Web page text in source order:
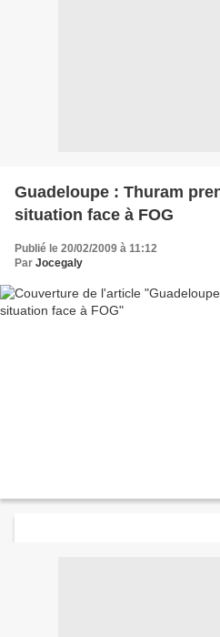
Guadeloupe : Thuram
situation face à FOG
Publié le 20/02/2009 à 11:12
Par Jocegaly